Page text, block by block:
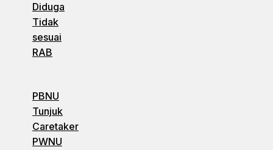
Diduga
Tidak
sesuai
RAB
PBNU
Tunjuk
Caretaker
PWNU